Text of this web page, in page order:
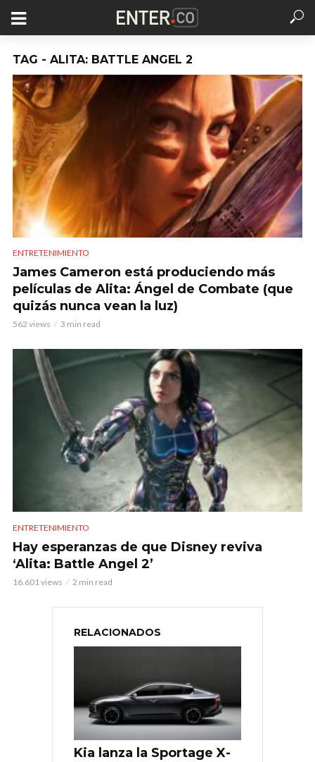
TAG - ALITA: BATTLE ANGEL 2
ENTRETENIMIENTO
James Cameron está produciendo más
películas de Alita: Ángel de Combate (que
quizás nunca vean la luz)
562 views 3 min read
ENTRETENIMIENTO
Hay esperanzas de que Disney reviva
‘Alita: Battle Angel 2’
16.601 views 2 min read
RELACIONADOS
Kia lanza la Sportage X-